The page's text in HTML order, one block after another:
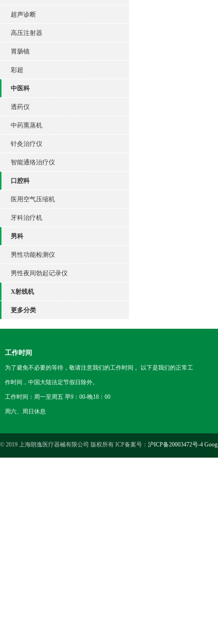
超声诊断
高压注射器
胃肠镜
彩超
中医科
透药仪
中药熏蒸机
针灸治疗仪
智能通络治疗仪
口腔科
医用空气压缩机
牙科治疗机
男科
男性功能检测仪
男性夜间勃起记录仪
X射线机
更多分类
工作时间
为了避免不必要的等待，敬请注意我们的工作时间 。以下是我们的正常工
作时间，中国大陆法定节假日除外。
工作时间：周一至周五 早9：00-晚18：00
周六、周日休息
© 2019 上海朗逸医疗器械有限公司 版权所有 ICP备案号： 沪ICP备20003472号-4